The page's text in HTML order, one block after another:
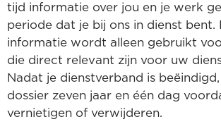
tijd informatie over jou en je werk
periode dat je bij ons in dienst bent.
informatie wordt alleen gebruikt
die direct relevant zijn voor uw
Nadat je dienstverband is
dossier zeven jaar en één dag
vernietigen of verwijderen.